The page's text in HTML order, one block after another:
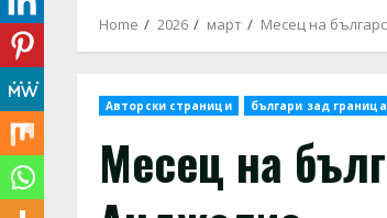
Home 2026 март Месец на
Авторски страници българи зад граница
Месец на